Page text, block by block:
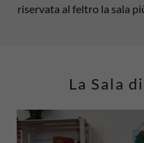
riservata al feltro la sala
La Sala